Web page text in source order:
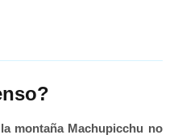
montaña Machupicchu no